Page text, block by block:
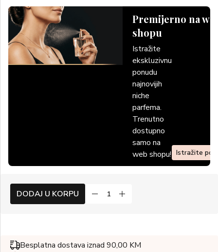
Premijerno na
shopu
Istražite
ekskluzivnu
ponudu
najnovijih
niche
parfema.
Trenutno
dostupno
samo na
web shopu! Istražite
DODAJ U KORPU
Besplatna dostava iznad 90,00 KM